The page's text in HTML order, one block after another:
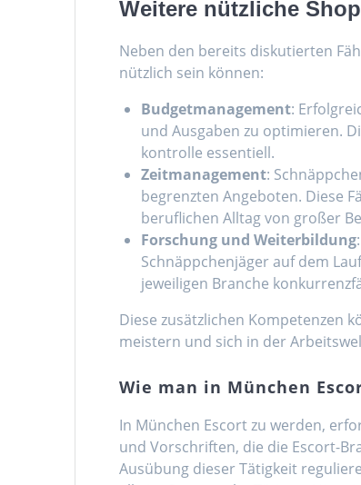
Weitere nützliche
Neben den bereits diskutierten
nützlich sein können:
Budgetmanagement:
und Ausgaben zu optimieren.
kontrolle essentiell.
Zeitmanagement:
begrenzten Angeboten. Diese
beruflichen Alltag von großer
Forschung und Weiterbildung
Schnäppchenjäger auf dem
jeweiligen Branche
Diese zusätzlichen Kompetenzen
meistern und sich in der
Wie man in München
In München Escort zu werden,
und Vorschriften, die die Escort-
Ausübung dieser Tätigkeit